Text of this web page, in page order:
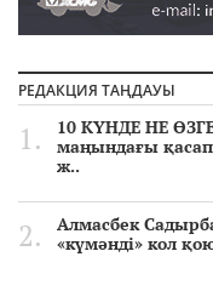
РЕДАКЦИЯ ТАҢДАУЫ
10 КҮНДЕ НЕ
маңындағы
ж..
Алмасбек
«күмәнді» кол